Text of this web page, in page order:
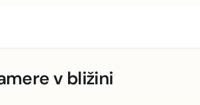
v bližini